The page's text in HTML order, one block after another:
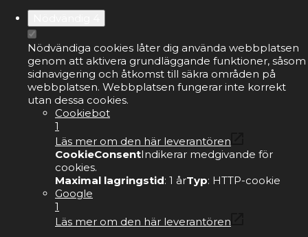
Nödvändiga cookies låter dig använda webbplatsen
genom att aktivera grundläggande funktioner, såsom
sidnavigering och åtkomst till säkra områden på
webbplatsen. Webbplatsen fungerar inte korrekt
utan dessa cookies.
Cookiebot
1
Läs mer om den här leverantören
CookieConsentIndikerar medgivande för
cookies.
Maximal lagringstid: 1 årTyp: HTTP-cookie
Google
1
Läs mer om den här leverantören